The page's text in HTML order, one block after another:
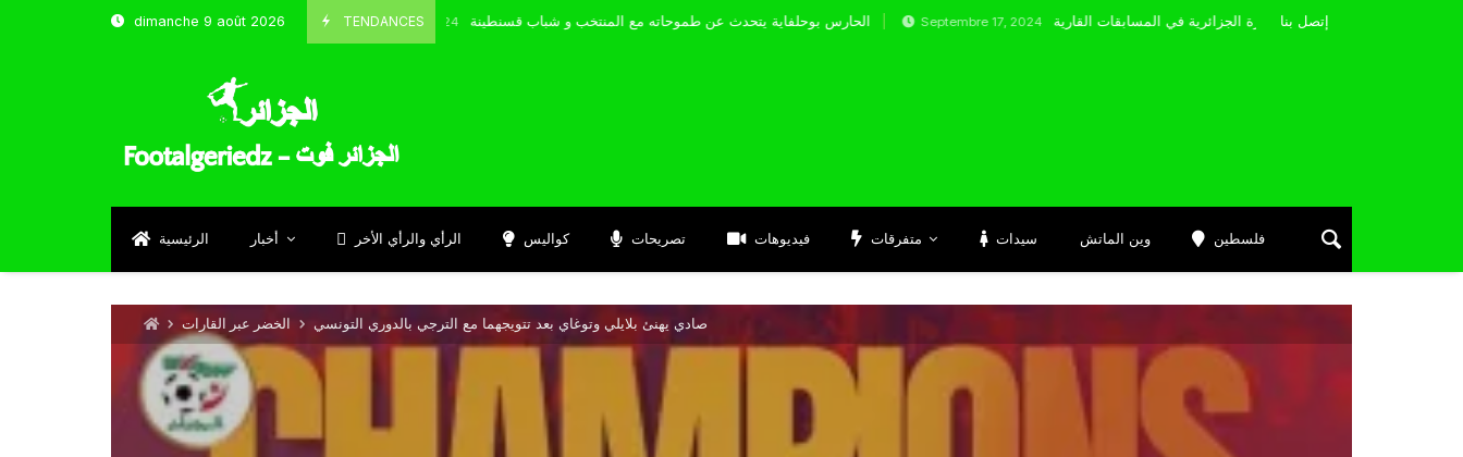
dimanche 9 août 2026 TENDANCES
Octobre 8, 2024 الحارس بوحلفاية يتحدث عن طموحاته مع المنتخب و شباب قسنطينة Septembre 17, 2024 إتصل بنا
الرئيسية أخبار الرأي والرأي الأخر كواليس تصريحات فيديوهات متفرقات سيدات وين الماتش فلسطين
الخضر عبر القارات صادي يهنئ بلايلي وتوغاي بعد تتويجهما مع الترجي بالدوري التونسي